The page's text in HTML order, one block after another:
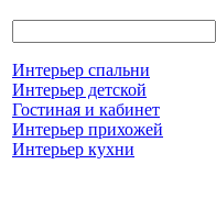
Интерьер спальни
Интерьер детской
Гостиная и кабинет
Интерьер прихожей
Интерьер кухни